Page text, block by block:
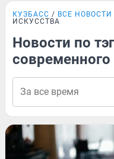
КУЗБАСС ВСЕ НОВОСТИ
ИСКУССТВА
Новости по
современного